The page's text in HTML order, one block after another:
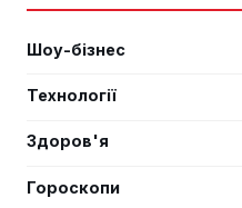
Шоу-бізнес
Технології
Здоров'я
Гороскопи